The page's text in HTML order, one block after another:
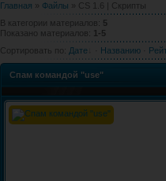
Главная » Файлы » CS 1.6 | Скрипты
В категории материалов: 5
Показано материалов: 1-5
Сортировать по : Дате Названию
Спам командой "use"